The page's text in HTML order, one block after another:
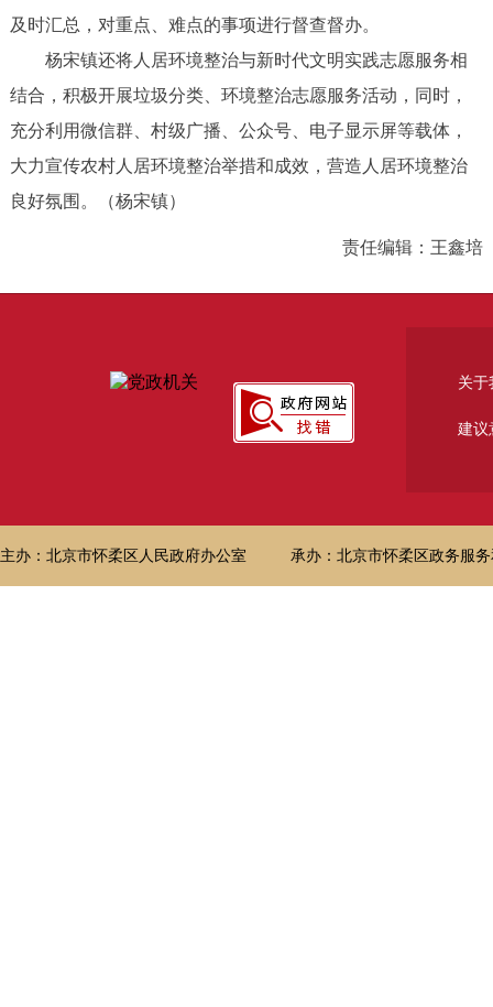
及时汇总，对重点、难点的事项进行督查督办。
杨宋镇还将人居环境整治与新时代文明实践志愿服务相
结合，积极开展垃圾分类、环境整治志愿服务活动，同时，
充分利用微信群、村级广播、公众号、电子显示屏等载体，
大力宣传农村人居环境整治举措和成效，营造人居环境整治
良好氛围。（杨宋镇）
责任编辑：王鑫培
关于
建议
主办：北京市怀柔区人民政府办公室 承办：北京市怀柔区政务服